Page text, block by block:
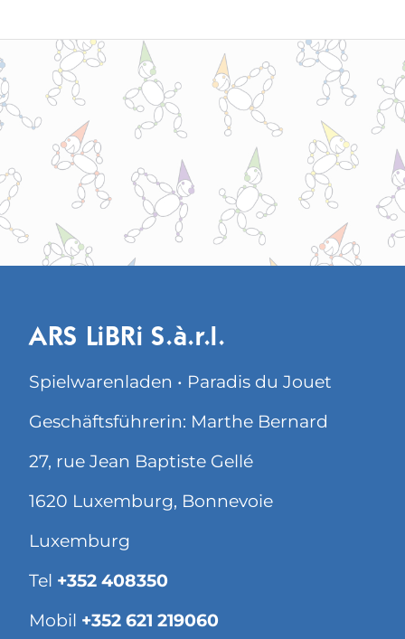
ARS LiBRi S.à.r.l.
Spielwarenladen • Paradis du Jouet
Geschäftsführerin: Marthe Bernard
27, rue Jean Baptiste Gellé
1620 Luxemburg, Bonnevoie
Luxemburg
Tel +352 408350
Mobil +352 621 219060